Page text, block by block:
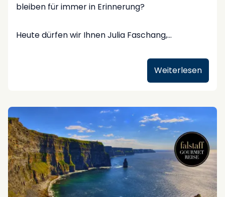
bleiben für immer in Erinnerung?
Heute dürfen wir Ihnen Julia Faschang,
bei COLUMBUS Business Travel - FCM, vorstellen.
Branche tätig – und beantwortet für uns drei
persönliche Fragen:
❓ Was begeistert dich an der Arbeit im Business
Travel Bereich?
"Es gibt immer etwas Neues, man lernt viel dazu
und hat Einsicht in den Background der Systeme
Weiterlesen